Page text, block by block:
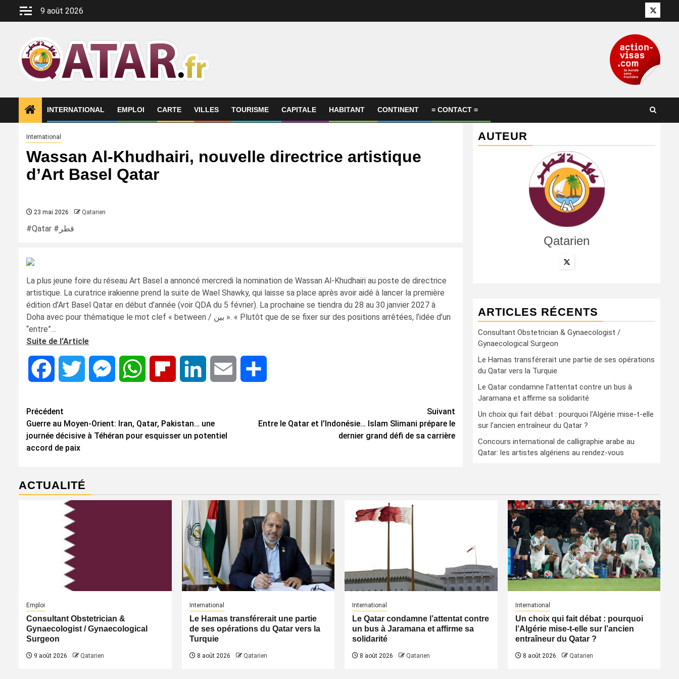
9 août 2026 Twitter
INTERNATIONAL EMPLOI CARTE VILLES TOURISME CAPITALE HABITANT CONTINENT = CONTACT =
International
Wassan Al-Khudhairi, nouvelle directrice artistique
d’Art Basel Qatar
23 mai 2026 Qatarien
#Qatar #قطر
La plus jeune foire du réseau Art Basel a annoncé mercredi la nomination de Wassan Al-Khudhairi au poste de directrice
artistique. La curatrice irakienne prend la suite de Wael Shawky, qui laisse sa place après avoir aidé à lancer la première
édition d’Art Basel Qatar en début d’année (voir QDA du 5 février). La prochaine se tiendra du 28 au 30 janvier 2027 à
Doha avec pour thématique le mot clef « between / بين ». « Plutôt que de se fixer sur des positions arrêtées, l’idée d’un
“entre”…
Suite de l’Article
Facebook Twitter MessengerWhatsApp Flipboard LinkedIn Email
Navigation
d’article
Précédent
Guerre au Moyen-Orient: Iran, Qatar, Pakistan… une
journée décisive à Téhéran pour esquisser un potentiel
accord de paix
Suivant
Entre le Qatar et l’Indonésie… Islam Slimani prépare le
dernier grand défi de sa carrière
AUTEUR
Qatarien
ARTICLES RÉCENTS
Consultant Obstetrician & Gynaecologist /
Gynaecological Surgeon
Le Hamas transférerait une partie de ses opérations
du Qatar vers la Turquie
Le Qatar condamne l’attentat contre un bus à
Jaramana et affirme sa solidarité
Un choix qui fait débat : pourquoi l’Algérie mise-t-elle
sur l’ancien entraîneur du Qatar ?
Concours international de calligraphie arabe au
Qatar: les artistes algériens au rendez-vous
ACTUALITÉ
Emploi
Consultant Obstetrician &
Gynaecologist / Gynaecological
Surgeon
9 août 2026 Qatarien
International
Le Hamas transférerait une partie
de ses opérations du Qatar vers la
Turquie
8 août 2026 Qatarien
International
Le Qatar condamne l’attentat contre
un bus à Jaramana et affirme sa
solidarité
8 août 2026 Qatarien
International
Un choix qui fait débat : pourquoi
l’Algérie mise-t-elle sur l’ancien
entraîneur du Qatar ?
8 août 2026 Qatarien